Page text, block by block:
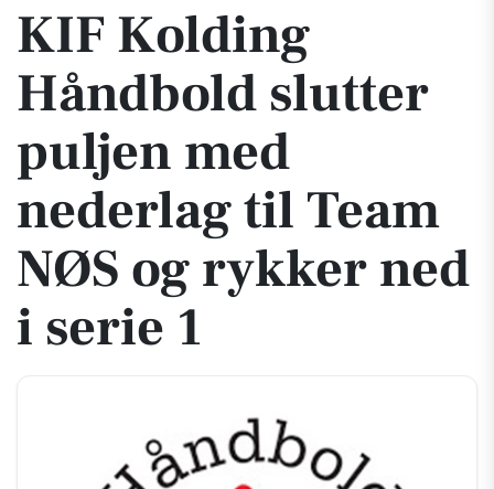
KIF Kolding
Håndbold slutter
puljen med
nederlag til Team
NØS og rykker ned
i serie 1